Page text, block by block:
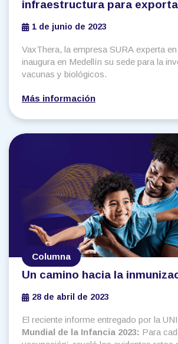
infraestructura para
1 de junio de 2023
VaxThera, la empresa SURA experta
inaugura en Medellín su sede para la
vacunas y biológicos.
Más información
Columna
Un camino hacia la
28 de abril de 2023
El reciente informe entregado por la
Mundial de la Infancia 2023: Para